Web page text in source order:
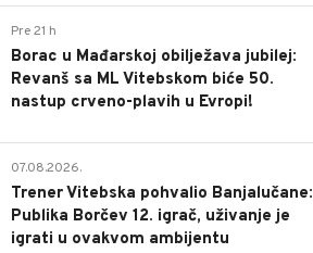
Pre 21 h
Borac u Mađarskoj obilježava jubilej:
Revanš sa ML Vitebskom biće 50.
nastup crveno-plavih u Evropi!
07.08.2026.
Trener Vitebska pohvalio Banjalučane:
Publika Borčev 12. igrač, uživanje je
igrati u ovakvom ambijentu